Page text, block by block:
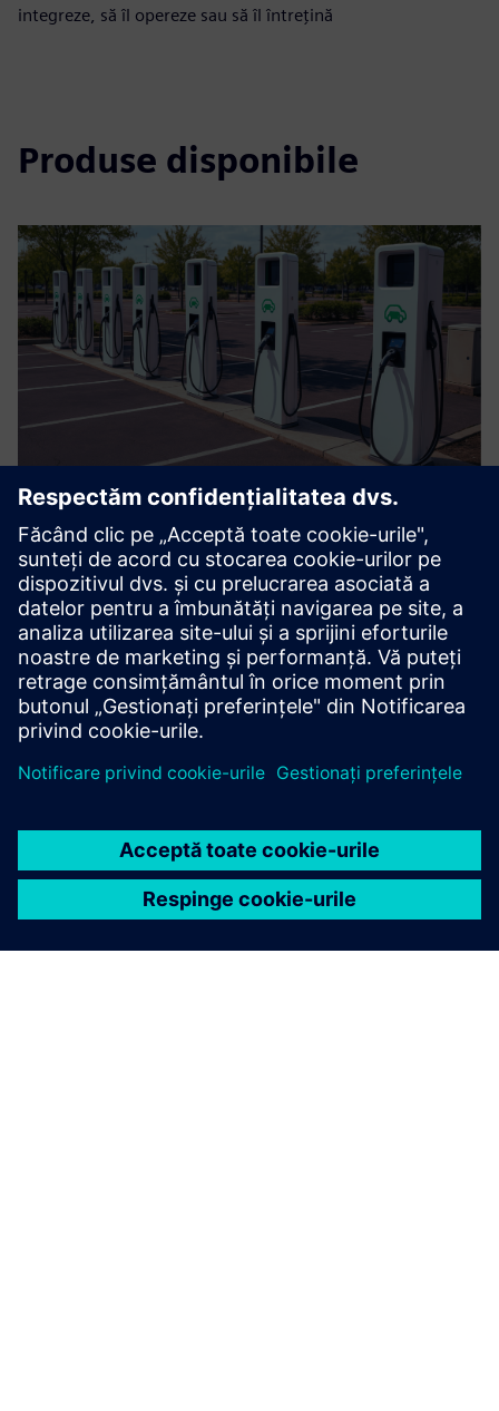
integreze, să îl opereze sau să îl întrețină
Produse disponibile
Clean Fuel Standard Management
Platform
Un singur tablou de bord pentru toate nevoile dvs. de
stimulare a combustibilului curat. API disponibil pentru a vă
conecta cu tablourile de bord existente.
Aflați mai multe